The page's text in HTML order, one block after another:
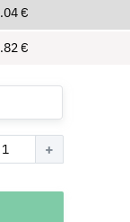
€
€